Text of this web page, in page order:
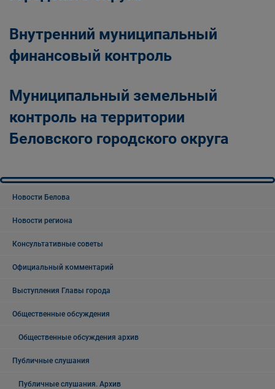
Внутренний муниципальный
финансовый контроль
Муниципальный земельный
контроль на территории
Беловского городского округа
Новости Белова
Новости региона
Консультативные советы
Официальный комментарий
Выступления Главы города
Общественные обсуждения
Общественные обсуждения архив
Публичные слушания
Публичные слушания. Архив